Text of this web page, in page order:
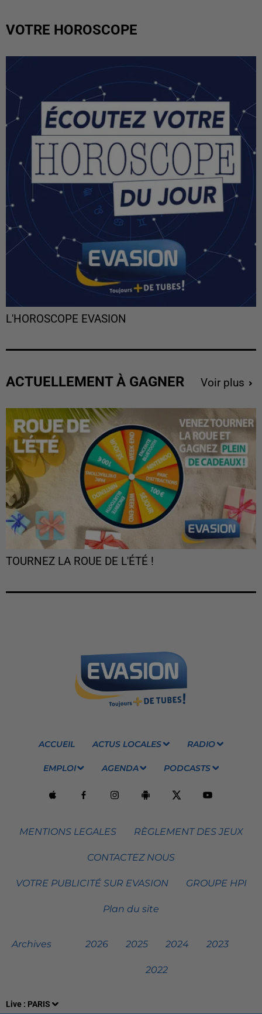
Live : PARIS
VOTRE HOROSCOPE
L'HOROSCOPE EVASION
ACTUELLEMENT À GAGNER Voir plus
TOURNEZ LA ROUE DE L'ÉTÉ !
ACCUEIL ACTUS LOCALES RADIO
EMPLOI AGENDA PODCASTS
MENTIONS LEGALES RÈGLEMENT DES JEUX
CONTACTEZ NOUS
VOTRE PUBLICITÉ SUR EVASION GROUPE HPI
Plan du site
Archives 2026 2025 2024 2023
2022